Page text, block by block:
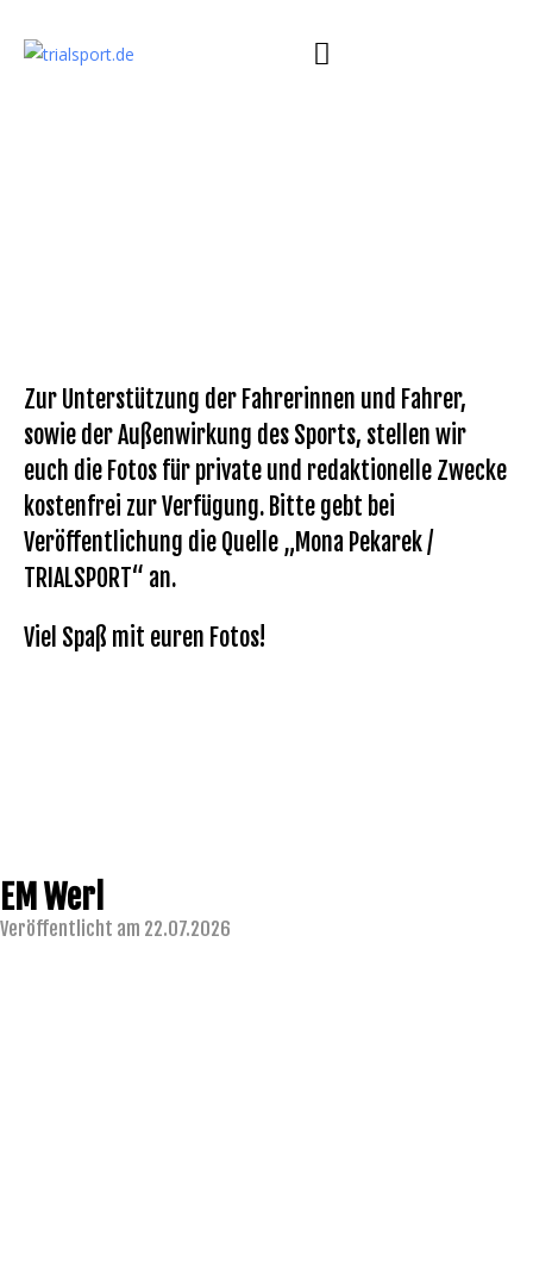
Zur Unterstützung der Fahrerinnen und Fahrer,
sowie der Außenwirkung des Sports, stellen wir
euch die Fotos für private und redaktionelle Zwecke
kostenfrei zur Verfügung. Bitte gebt bei
Veröffentlichung die Quelle „Mona Pekarek /
TRIALSPORT“ an.
Viel Spaß mit euren Fotos!
EM Werl
Veröffentlicht am 22.07.2026